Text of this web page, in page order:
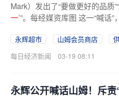
Mark）发出了“要做更好的品质
一’”。每经媒资库图 这一“喊话
永辉超市 山姆会员商店
每日经济新闻
03-19 08:11
永辉公开喊话山姆！斥责